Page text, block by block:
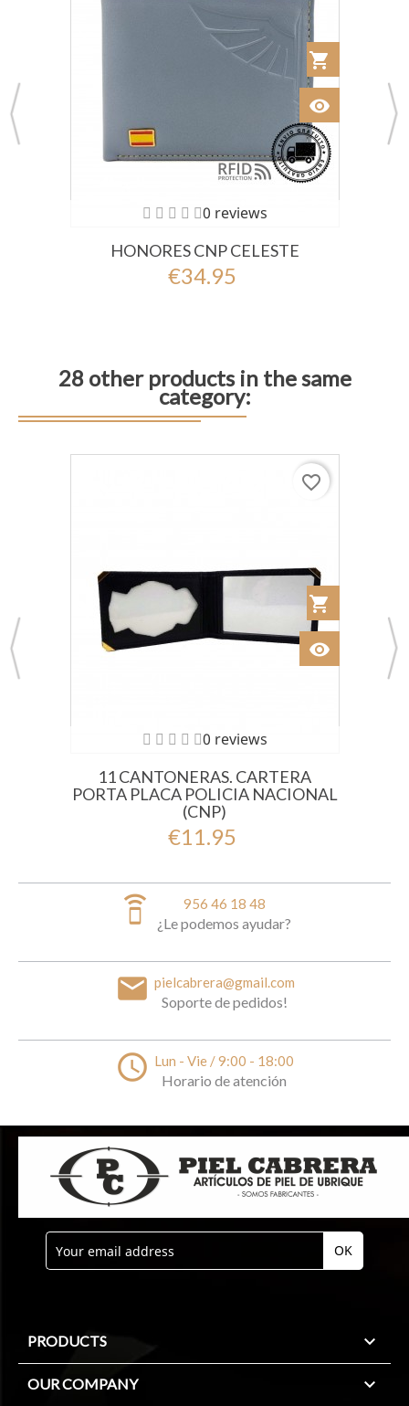
0 reviews
HONORES CNP CELESTE
€34.95
shopping_cart
visibility
28 other products in the same
category:
0 reviews
11 CANTONERAS. CARTERA
PORTA PLACA POLICIA NACIONAL
(CNP)
€11.95
shopping_cart
visibility
favorite_border
speaker_phone 956 46 18 48
¿Le podemos ayudar?
email pielcabrera@gmail.com
Soporte de pedidos!
access_time Lun - Vie / 9:00 - 18:00
Horario de atención
PRODUCTS 
OUR COMPANY 